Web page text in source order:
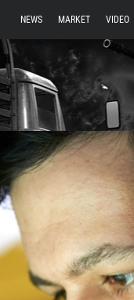
NEWS MARKET VIDEO